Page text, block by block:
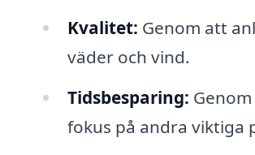
Kvalitet: Genom att
väder och vind.
Tidsbesparing:
fokus på andra viktiga